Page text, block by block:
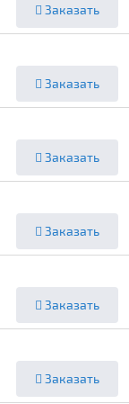
Заказать
Заказать
Заказать
Заказать
Заказать
Заказать